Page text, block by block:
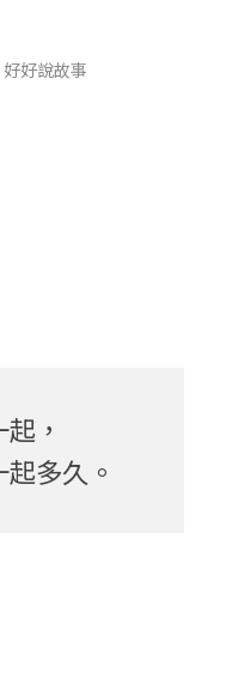
好好說故事
，
多久。